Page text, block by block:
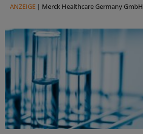
ANZEIGE | Merck Healthcare Germany GmbH